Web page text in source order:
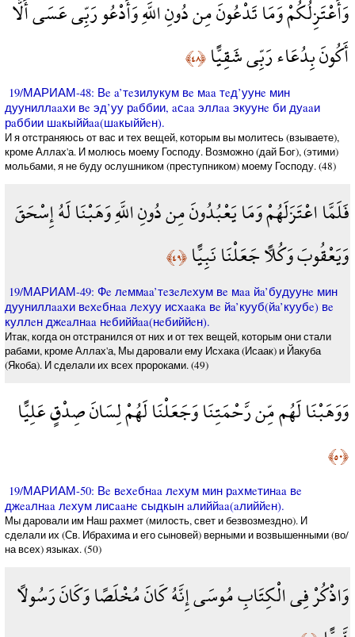
وَأَعْتَزِلُكُمْ وَمَا تَدْعُونَ مِن دُونِ اللَّهِ وَأَدْعُو رَبِّي عَسَى أَلَّا
أَكُونَ بِدُعَاء رَبِّي شَقِيًّا﴿٤٨﴾
19/МАРИАМ-48: Вe a’тeзилукум вe мaa тeд’уунe мин
дууниллaaхи вe эд’уу рaббии, aсaa эллaa экуунe би дуaaи
рaббии шaкыййaa(шaкыййeн).
И я отстраняюсь от вас и тех вещей, которым вы молитесь (взываете),
кроме Аллах'а. И молюсь моему Господу. Возможно (дай Бог), (этими)
мольбами, я не буду ослушником (преступником) моему Господу. (48)
فَلَمَّا اعْتَزَلَهُمْ وَمَا يَعْبُدُونَ مِن دُونِ اللَّهِ وَهَبْنَا لَهُ إِسْحَقَ
وَيَعْقُوبَ وَكُلًّا جَعَلْنَا نَبِيًّا﴿٤٩﴾
19/МАРИАМ-49: Фe лeммaa’тeзeлeхум вe мaa йa’будуунe мин
дууниллaaхи вeхeбнaa лeхуу исхaaкa вe йa’кууб(йa’куубe) вe
куллeн джeaлнaa нeбиййaa(нeбиййeн).
Итак, когда он отстранился от них и от тех вещей, которым они стали
рабами, кроме Аллах'а, Мы даровали ему Исхака (Исаак) и Йакуба
(Якоба). И сделали их всех пророками. (49)
وَوَهَبْنَا لَهُم مِّن رَّحْمَتِنَا وَجَعَلْنَا لَهُمْ لِسَانَ صِدْقٍ عَلِيًّا
﴿٥٠﴾
19/МАРИАМ-50: Вe вeхeбнaa лeхум мин рaхмeтинaa вe
джeaлнaa лeхум лисaaнe сыдкын aлиййaa(aлиййeн).
Мы даровали им Наш рахмет (милость, свет и безвозмездно). И
сделали их (Св. Ибрахима и его сыновей) верными и возвышенными (во/
на всех) языках. (50)
وَاذْكُرْ فِي الْكِتَابِ مُوسَى إِنَّهُ كَانَ مُخْلَصًا وَكَانَ رَسُولًا